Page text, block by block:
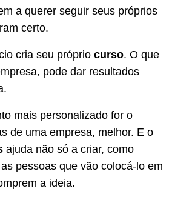
a querer seguir seus próprios
certo.
cria seu próprio curso. O que
pode dar resultados
mais personalizado for o
de uma empresa, melhor. E o
ajuda não só a criar, como
pessoas que vão colocá-lo em
a ideia.